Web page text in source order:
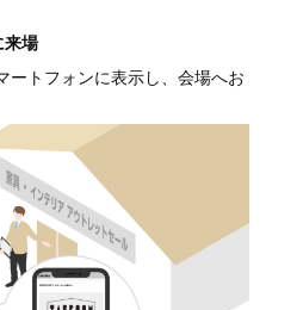
来場
ートフォンに表示し、会場へお